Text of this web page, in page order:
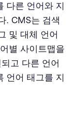
다른 언어와 지
. CMS는 검색
및 대체 언어
별 사이트맵을
고 다른 언어
언어 태그를 지